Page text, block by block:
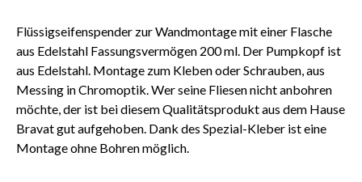
Flüssigseifenspender zur Wandmontage mit einer Flasche
aus Edelstahl Fassungsvermögen 200 ml. Der Pumpkopf ist
aus Edelstahl. Montage zum Kleben oder Schrauben, aus
Messing in Chromoptik. Wer seine Fliesen nicht anbohren
möchte, der ist bei diesem Qualitätsprodukt aus dem Hause
Bravat gut aufgehoben. Dank des Spezial-Kleber ist eine
Montage ohne Bohren möglich.